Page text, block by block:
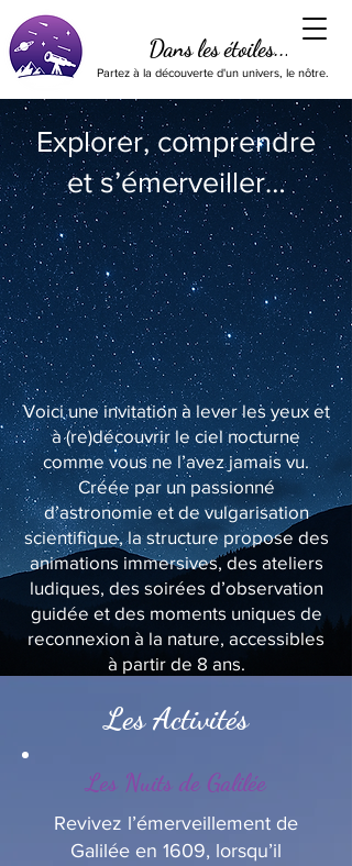
Dans les étoiles...
Partez à la découverte d'un univers, le nôtre.
Explorer, comprendre
et s’émerveiller…
Voici une invitation à lever les yeux et
à (re)découvrir le ciel nocturne
comme vous ne l’avez jamais vu.
Créée par un passionné
d’astronomie et de vulgarisation
scientifique, la structure propose des
animations immersives, des ateliers
ludiques, des soirées d’observation
guidée et des moments uniques de
reconnexion à la nature, accessibles
à partir de 8 ans.
Les Activités
Les Nuits de Galilée
Revivez l’émerveillement de
Galilée en 1609, lorsqu’il